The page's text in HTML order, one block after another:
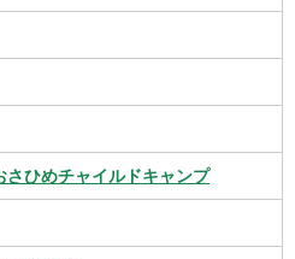
ひめチャイルドキャンプ